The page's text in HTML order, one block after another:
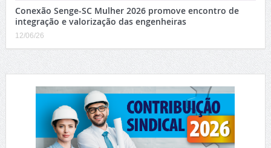
Conexão Senge-SC Mulher 2026 promove encontro de
integração e valorização das engenheiras
12/06/26